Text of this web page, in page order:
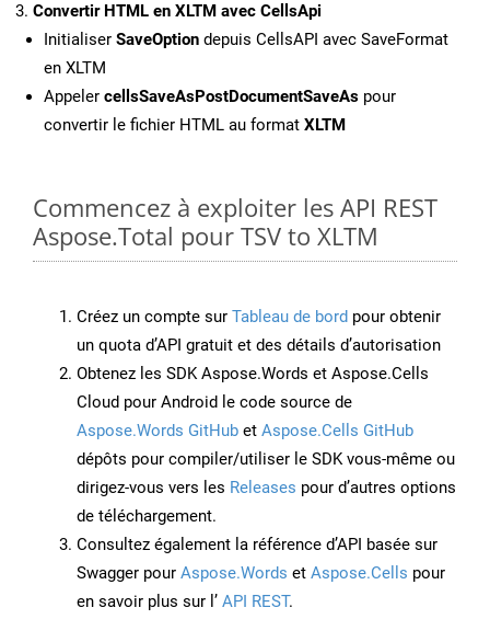
Convertir HTML en XLTM avec CellsApi
Initialiser SaveOption depuis CellsAPI avec SaveFormat
en XLTM
Appeler cellsSaveAsPostDocumentSaveAs pour
convertir le fichier HTML au format XLTM
Commencez à exploiter les API REST
Aspose.Total pour TSV to XLTM
Créez un compte sur Tableau de bord pour obtenir
un quota d’API gratuit et des détails d’autorisation
Obtenez les SDK Aspose.Words et Aspose.Cells
Cloud pour Android le code source de
Aspose.Words GitHub et Aspose.Cells GitHub
dépôts pour compiler/utiliser le SDK vous-même ou
dirigez-vous vers les Releases pour d’autres options
de téléchargement.
Consultez également la référence d’API basée sur
Swagger pour Aspose.Words et Aspose.Cells pour
en savoir plus sur l’ API REST.